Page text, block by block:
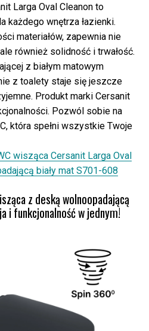
Larga Oval Cleanon to
każdego wnętrza łazienki.
materiałów, zapewnia nie
również solidność i trwałość.
z białym matowym
z toalety staje się jeszcze
Produkt marki Cersanit
Pozwól sobie na
która spełni wszystkie Twoje
wisząca Cersanit Larga Oval
biały mat S701-608
z deską wolnoopadającą
i funkcjonalność w jednym!